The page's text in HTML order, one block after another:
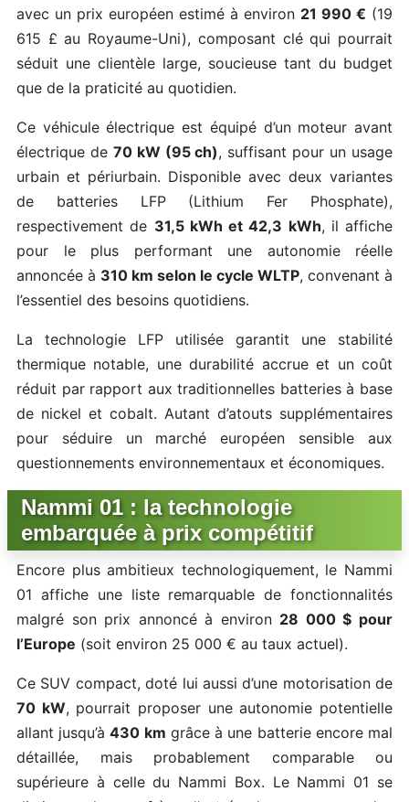
avec un prix européen estimé à environ 21 990 € (19
615 £ au Royaume-Uni), composant clé qui pourrait
séduit une clientèle large, soucieuse tant du budget
que de la praticité au quotidien.
Ce véhicule électrique est équipé d’un moteur avant
électrique de 70 kW (95 ch), suffisant pour un usage
urbain et périurbain. Disponible avec deux variantes
de batteries LFP (Lithium Fer Phosphate),
respectivement de 31,5 kWh et 42,3 kWh, il affiche
pour le plus performant une autonomie réelle
annoncée à 310 km selon le cycle WLTP, convenant à
l’essentiel des besoins quotidiens.
La technologie LFP utilisée garantit une stabilité
thermique notable, une durabilité accrue et un coût
réduit par rapport aux traditionnelles batteries à base
de nickel et cobalt. Autant d’atouts supplémentaires
pour séduire un marché européen sensible aux
questionnements environnementaux et économiques.
Nammi 01 : la technologie
embarquée à prix compétitif
Encore plus ambitieux technologiquement, le Nammi
01 affiche une liste remarquable de fonctionnalités
malgré son prix annoncé à environ 28 000 $ pour
l’Europe (soit environ 25 000 € au taux actuel).
Ce SUV compact, doté lui aussi d’une motorisation de
70 kW, pourrait proposer une autonomie potentielle
allant jusqu’à430 km grâce à une batterie encore mal
détaillée, mais probablement comparable ou
supérieure à celle du Nammi Box. Le Nammi 01 se